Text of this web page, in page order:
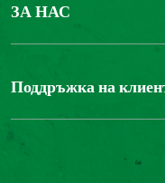
ЗА НАС
БОНДЮЕЛ ГРУП
Поддръжка на
Свържете се с нас
Достъпност на